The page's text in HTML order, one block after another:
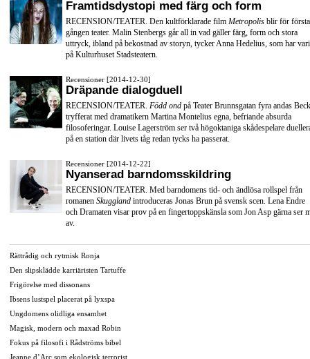
Framtidsdystopi med färg och form
RECENSION/TEATER. Den kultförklarade film Metropolis blir för första
gången teater. Malin Stenbergs går all in vad gäller färg, form och stora
uttryck, ibland på bekostnad av storyn, tycker Anna Hedelius, som har
på Kulturhuset Stadsteatern.
Recensioner [2014-12-30]
Dräpande dialogduell
RECENSION/TEATER. Född ond på Teater Brunnsgatan fyra andas
tryfferat med dramatikern Martina Montelius egna, befriande absurda
filosoferingar. Louise Lagerström ser två högoktaniga skådespelare
på en station där livets tåg redan tycks ha passerat.
Recensioner [2014-12-22]
Nyanserad barndomsskildring
RECENSION/TEATER. Med barndomens tid- och ändlösa rollspel från
romanen Skuggland introduceras Jonas Brun på svensk scen. Lena Endre
och Dramaten visar prov på en fingertoppskänsla som Jon Asp gärna ser
av.
Rättrådig och rytmisk Ronja
Den slipsklädde karriäristen Tartuffe
Frigörelse med dissonans
Ibsens lustspel placerat på lyxspa
Ungdomens olidliga ensamhet
Magisk, modern och maxad Robin
Fokus på filosofi i Rådströms bibel
Jeanne d’Arc som ekologisk terrorist